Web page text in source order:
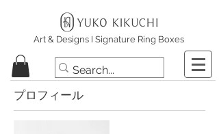
Art & Designs I Signature Ring Boxes
​プロフィール